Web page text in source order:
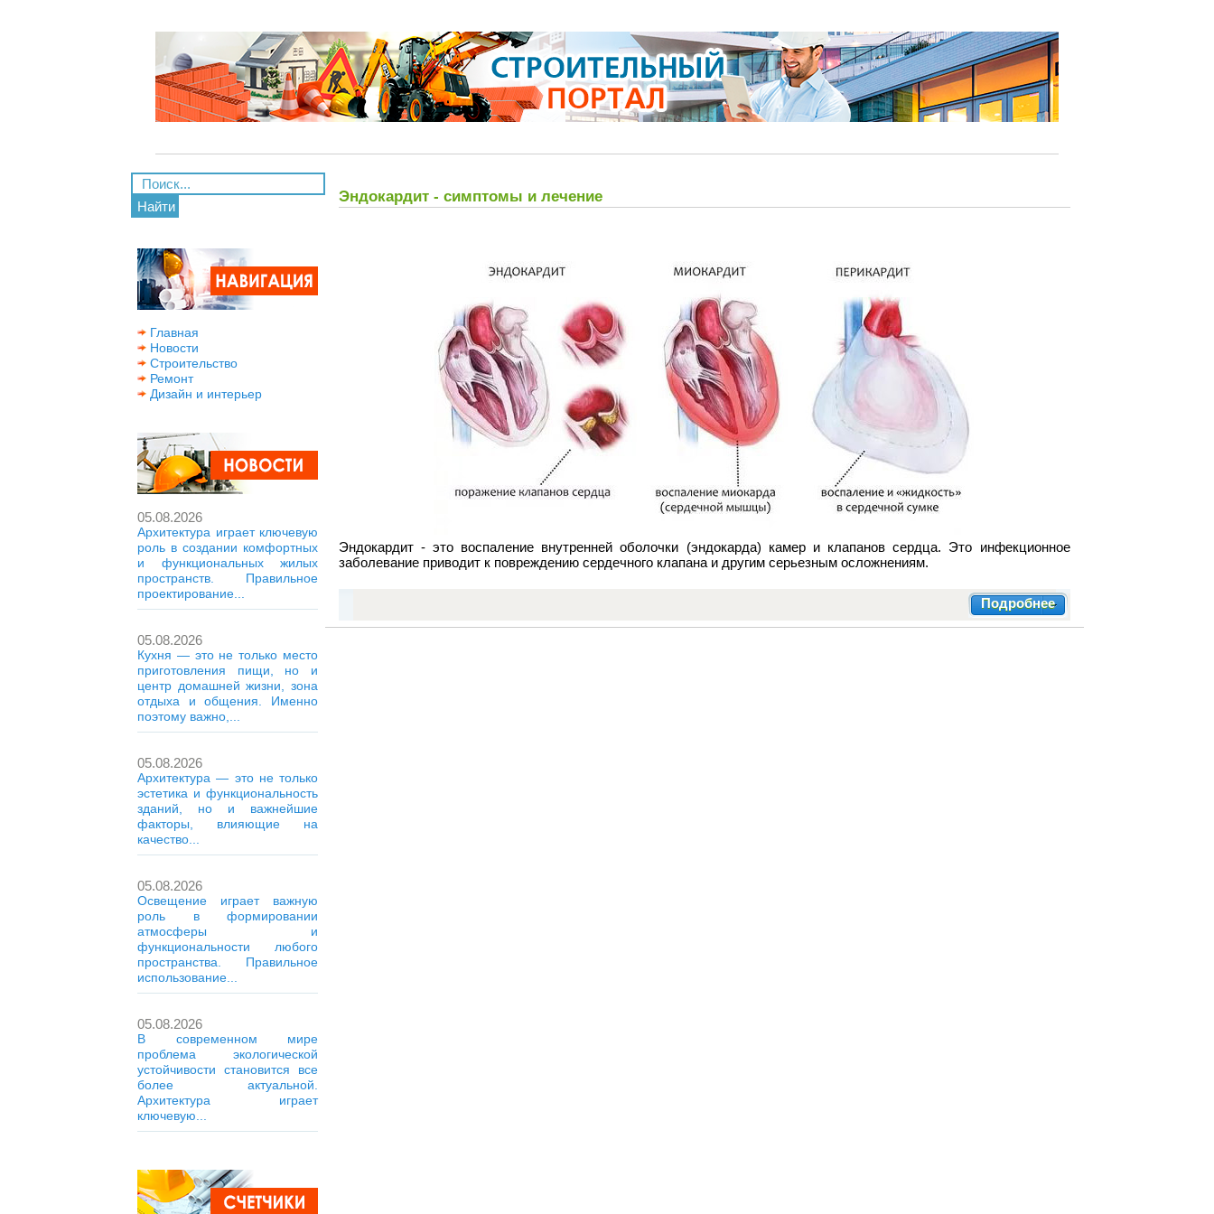
Найти
Главная
Новости
Строительство
Ремонт
Дизайн и интерьер
05.08.2026
Архитектура играет ключевую
роль в создании комфортных
и функциональных жилых
пространств. Правильное
проектирование...
05.08.2026
Кухня — это не только место
приготовления пищи, но и
центр домашней жизни, зона
отдыха и общения. Именно
поэтому важно,...
05.08.2026
Архитектура — это не только
эстетика и функциональность
зданий, но и важнейшие
факторы, влияющие на
качество...
05.08.2026
Освещение играет важную
роль в формировании
атмосферы и
функциональности любого
пространства. Правильное
использование...
05.08.2026
В современном мире
проблема экологической
устойчивости становится все
более актуальной.
Архитектура играет
ключевую...
Эндокардит - симптомы и лечение
Эндокардит - это воспаление внутренней оболочки (эндокарда) камер и клапанов сердца. Это инфекционное
заболевание приводит к повреждению сердечного клапана и другим серьезным осложнениям.
Подробнее